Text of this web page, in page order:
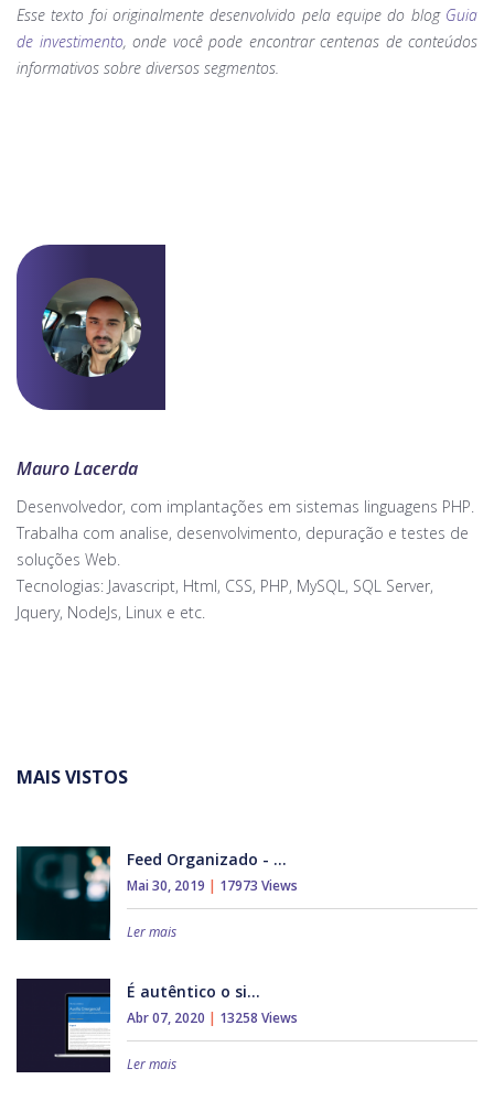
Esse texto foi originalmente desenvolvido pela equipe do blog Guia
de investimento, onde você pode encontrar centenas de conteúdos
informativos sobre diversos segmentos.
Mauro Lacerda
Desenvolvedor, com implantações em sistemas linguagens PHP.
Trabalha com analise, desenvolvimento, depuração e testes de
soluções Web.
Tecnologias: Javascript, Html, CSS, PHP, MySQL, SQL Server,
Jquery, NodeJs, Linux e etc.
MAIS VISTOS
Feed Organizado - ...
Mai 30, 2019 | 17973 Views
Ler mais
É autêntico o si...
Abr 07, 2020 | 13258 Views
Ler mais